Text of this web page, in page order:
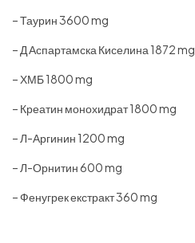
– Таурин 3600 mg
– Д Аспартамска Киселина 1872 mg
– ХМБ 1800 mg
– Креатин монохидрат 1800 mg
– Л-Аргинин 1200 mg
– Л-Орнитин 600 mg
– Фенугрек екстракт 360 mg